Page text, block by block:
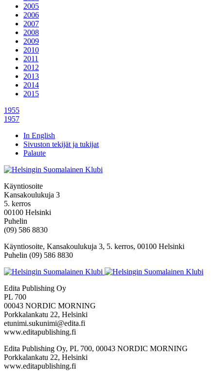
2005
2006
2007
2008
2009
2010
2011
2012
2013
2014
2015
1955
1957
In English
Sivuston tekijät ja tukijat
Palaute
Käyntiosoite
Kansakoulukuja 3
5. kerros
00100 Helsinki
Puhelin
(09) 586 8830
Käyntiosoite, Kansakoulukuja 3, 5. kerros, 00100 Helsinki
Puhelin (09) 586 8830
Edita Publishing Oy
PL 700
00043 NORDIC MORNING
Porkkalankatu 22, Helsinki
etunimi.sukunimi@edita.fi
www.editapublishing.fi
Edita Publishing Oy, PL 700, 00043 NORDIC MORNING
Porkkalankatu 22, Helsinki
www.editapublishing.fi